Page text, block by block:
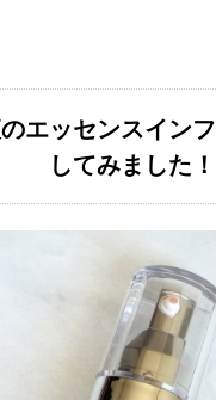
エッセンスイン
してみました！